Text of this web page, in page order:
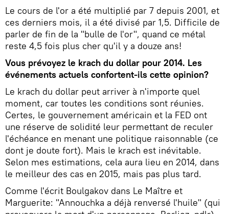
Le cours de l'or a été multiplié par 7 depuis 2001, et
ces derniers mois, il a été divisé par 1,5. Difficile de
parler de fin de la "bulle de l'or", quand ce métal
reste 4,5 fois plus cher qu'il y a douze ans!
Vous prévoyez le krach du dollar pour 2014. Les
événements actuels confortent-ils cette opinion?
Le krach du dollar peut arriver à n'importe quel
moment, car toutes les conditions sont réunies.
Certes, le gouvernement américain et la FED ont
une réserve de solidité leur permettant de reculer
l'échéance en menant une politique raisonnable (ce
dont je doute fort). Mais le krach est inévitable.
Selon mes estimations, cela aura lieu en 2014, dans
le meilleur des cas en 2015, mais pas plus tard.
Comme l'écrit Boulgakov dans Le Maître et
Marguerite: "Annouchka a déjà renversé l'huile" (qui